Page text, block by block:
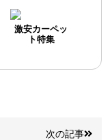
激安カーペッ
ト特集
次の記事